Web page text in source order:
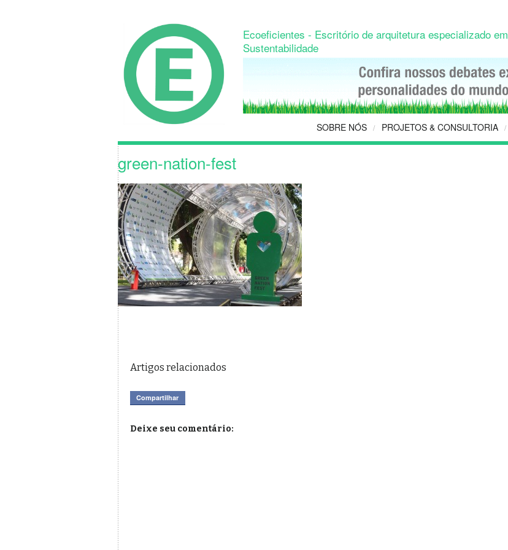
Ecoeficientes - Escritório de arquitetura especializado em
Sustentabilidade
SOBRE NÓS / PROJETOS & CONSULTORIA /
green-nation-fest
Artigos relacionados
Compartilhar
Deixe seu comentário: